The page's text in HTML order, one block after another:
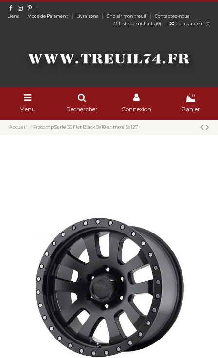
Liens Mode de Paiement Livraisons Choisir mon treuil
Contactez-nous
Liste de souhaits (0) Comparateur (0)
Menu Rechercher Connexion
0
Panier
Accueil Procomp Serie 36 Flat Black 9x18 entraxe 5x127